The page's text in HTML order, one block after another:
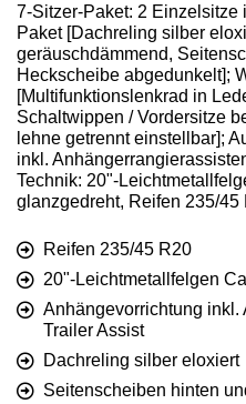
7-Sitzer-Paket: 2 Einzelsitze
Paket [Dachreling silber
geräuschdämmend,
Heckscheibe abgedunkelt];
[Multifunktionslenkrad in
Schaltwippen / Vordersitze
lehne getrennt einstellbar];
inkl.
Technik: 20"-
glanzgedreht, Reifen 235/45
Reifen 235/45 R20
20"-Leichtmetallfelgen
Anhängevorrichtung inkl.
Trailer Assist
Dachreling silber eloxiert
Seitenscheiben hinten